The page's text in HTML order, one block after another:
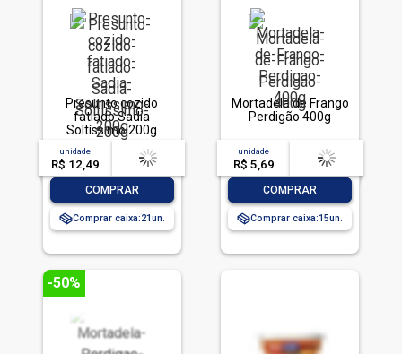
Presunto cozido
fatiado Sadia
Soltíssimo 200g
unidade
R$ 12,49
acima de
-- --,--un.
COMPRAR
Comprar caixa:21
Mortadela de Frango
Perdigão 400g
unidade
R$ 5,69
acima de
-- --,--un.
COMPRAR
Comprar caixa:15
-50%